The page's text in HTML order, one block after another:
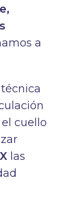
a
cuello
las